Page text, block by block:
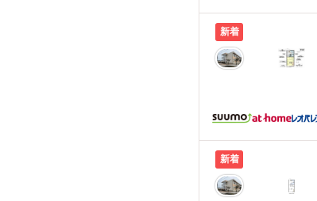
新着
新着